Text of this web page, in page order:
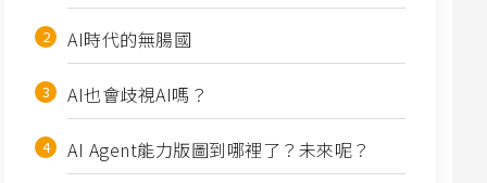
AI時代的無腸國
AI也會歧視AI嗎？
AI Agent能力版圖到哪裡了？未來呢？